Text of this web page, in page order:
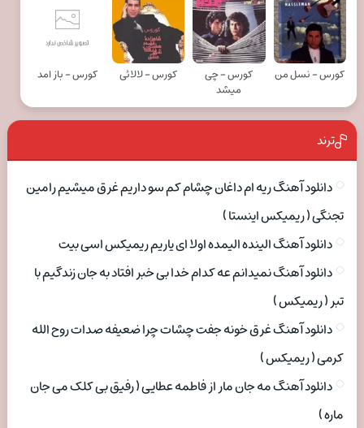
کورس - نسل من
کورس - چی
میشد
کورس - لالائی کورس - باز امد
ترند
دانلود آهنگ ریه ام داغان چشام کم سو داریم غرق میشیم رامین
تجنگی ( ریمیکس اینستا )
دانلود آهنگ الینده الیمده اولا ای یاریم ریمیکس اسی بیت
دانلود آهنگ نمیدانم عه کدام خدا بی خبر افتاد به جان زندگیم با
تبر ( ریمیکس )
دانلود آهنگ غرق خونه جفت چشات چرا ضعیفه صدات روح الله
کرمی ( ریمیکس )
دانلود آهنگ مه جان مار از فاطمه عطایی ( رفیق بی کلک می جان
ماره )